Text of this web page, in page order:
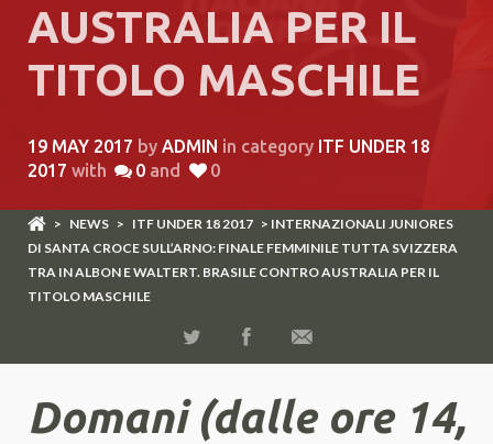
AUSTRALIA PER IL
TITOLO MASCHILE
19 MAY 2017 by ADMIN in category ITF UNDER 18
2017 with 0 and 0
> NEWS > ITF UNDER 18 2017 > INTERNAZIONALI JUNIORES
DI SANTA CROCE SULL’ARNO: FINALE FEMMINILE TUTTA SVIZZERA
TRA IN ALBON E WALTERT. BRASILE CONTRO AUSTRALIA PER IL
TITOLO MASCHILE
Domani (dalle ore 14,